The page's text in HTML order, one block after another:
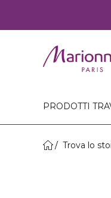
PRODOTTI
Trova lo